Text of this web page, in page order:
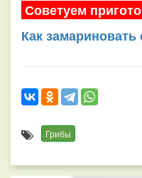
Советуем
Как
Грибы